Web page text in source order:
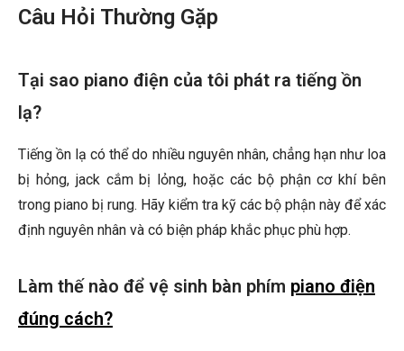
Câu Hỏi Thường Gặp
Tại sao piano điện của tôi phát ra tiếng ồn
lạ?
Tiếng ồn lạ có thể do nhiều nguyên nhân, chẳng hạn như loa
bị hỏng, jack cắm bị lỏng, hoặc các bộ phận cơ khí bên
trong piano bị rung. Hãy kiểm tra kỹ các bộ phận này để xác
định nguyên nhân và có biện pháp khắc phục phù hợp.
Làm thế nào để vệ sinh bàn phím piano điện
đúng cách?